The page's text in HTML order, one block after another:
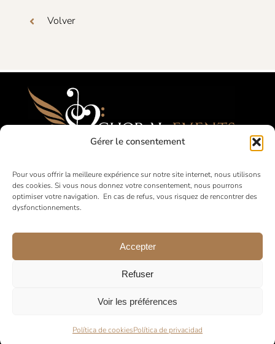
Gérer le consentement
Pour vous offrir la meilleure expérience sur notre site internet, nous utilisons
des cookies. Si vous nous donnez votre consentement, nous pourrons
optimiser votre navigation. En cas de refus, vous risquez de rencontrer des
dysfonctionnements.
Accepter
Refuser
Voir les préférences
Política de cookiesPolítica de privacidad
Volver
Festivales, Concours, Giras para Coros
Aficionados
en Francia y a nivel internacional
Generales de Venta